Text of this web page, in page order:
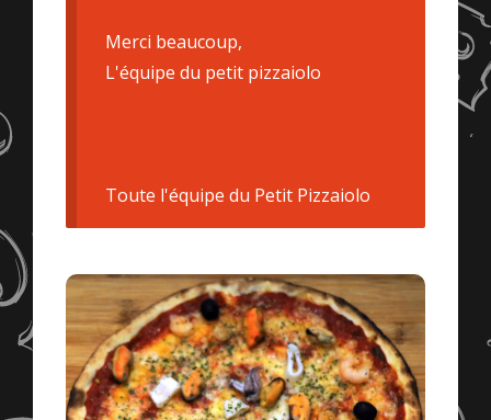
Merci beaucoup,
L'équipe du petit pizzaiolo
Toute l'équipe du Petit Pizzaiolo